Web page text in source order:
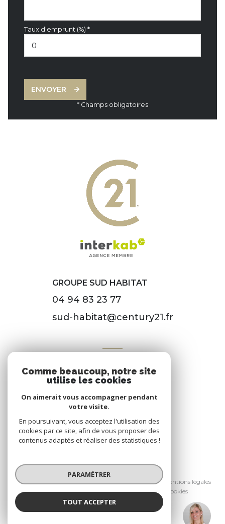
Taux d'emprunt (%) *
ENVOYER
* Champs obligatoires
DIANE CASTRIOTA
GROUPE SUD HABITAT
04 94 83 23 77
sud-habitat@century21.fr
Espace propriétaire
Mentions légales
Admin
Politique RGPD Cookies
Réalisé par :
Comme beaucoup, notre site
utilise les cookies
On aimerait vous accompagner pendant
votre visite.
En poursuivant, vous acceptez l'utilisation des
cookies par ce site, afin de vous proposer des
contenus adaptés et réaliser des statistiques !
PARAMÉTRER
TOUT ACCEPTER